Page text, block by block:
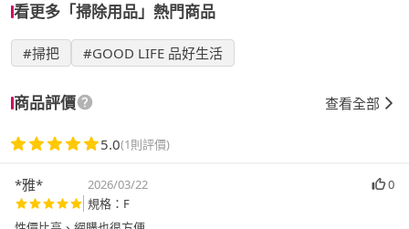
看更多「掃除用品」熱門商品
#掃把 #GOOD LIFE 品好生活
商品評價 查看全部
5.0(1則評價)
*雅* 2026/03/22
0
規格：F